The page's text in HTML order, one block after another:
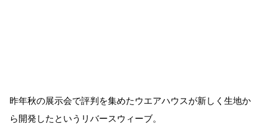
昨年秋の展示会で評判を集めたウエアハウスが新しく生地か
ら開発したというリバースウィーブ。